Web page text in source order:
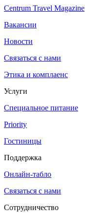
Centrum Travel Magazine
Вакансии
Новости
Связаться с нами
Этика и комплаенс
Услуги
Специальное питание
Priority
Гостиницы
Поддержка
Онлайн-табло
Связаться с нами
Сотрудничество